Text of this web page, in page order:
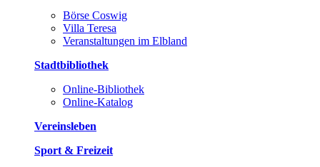
Börse Coswig
Villa Teresa
Veranstaltungen im Elbland
Stadtbibliothek
Online-Bibliothek
Online-Katalog
Vereinsleben
Sport & Freizeit